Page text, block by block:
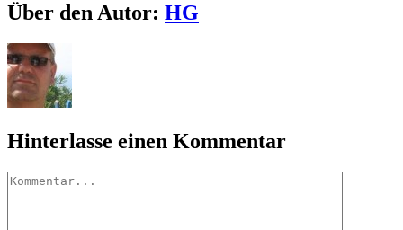
Facebook
X
LinkedIn
Pinterest
E-
Mail
Über den Autor: HG
Hinterlasse einen Kommentar
Kommentar